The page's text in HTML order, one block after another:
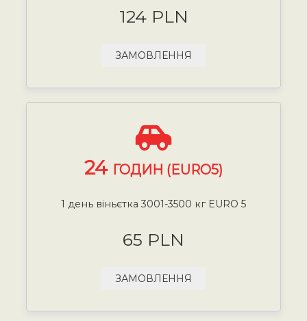
124 PLN
ЗАМОВЛЕННЯ
24 ГОДИН (EURO5)
1 день віньєтка 3001-3500 кг EURO 5
65 PLN
ЗАМОВЛЕННЯ